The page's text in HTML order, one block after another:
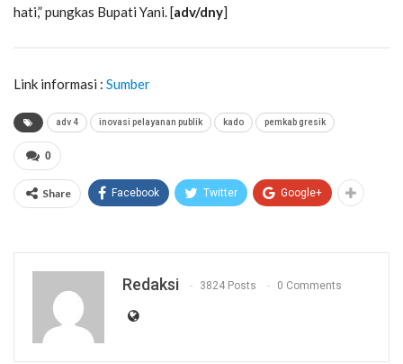
hati,” pungkas Bupati Yani. [adv/dny]
Link informasi : Sumber
adv 4 inovasi pelayanan publik kado pemkab gresik
0
Share Facebook Twitter Google+
Redaksi 3824 Posts 0 Comments